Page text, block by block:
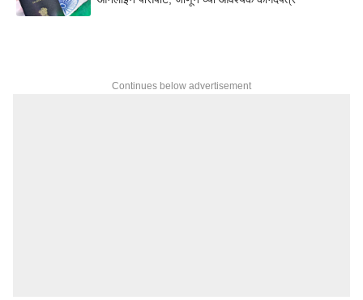
Continues below advertisement